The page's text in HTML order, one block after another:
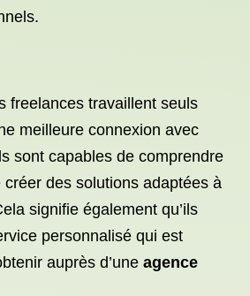
freelances travaillent seuls
meilleure connexion avec
sont capables de comprendre
créer des solutions adaptées à
signifie également qu’ils
personnalisé qui est
auprès d’une agence